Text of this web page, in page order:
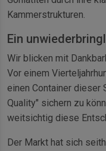
Kammerstrukturen.
Ein
Wir blicken mit
Vor einem
einen Container dieser
Quality" sichern zu
weitsichtig diese
Der Markt hat sich